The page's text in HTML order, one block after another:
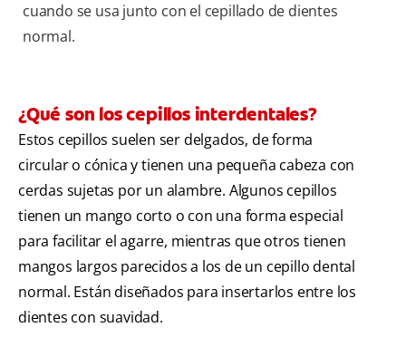
cuando se usa junto con el cepillado de dientes
normal.
¿Qué son los cepillos interdentales?
Estos cepillos suelen ser delgados, de forma
circular o cónica y tienen una pequeña cabeza con
cerdas sujetas por un alambre. Algunos cepillos
tienen un mango corto o con una forma especial
para facilitar el agarre, mientras que otros tienen
mangos largos parecidos a los de un cepillo dental
normal. Están diseñados para insertarlos entre los
dientes con suavidad.